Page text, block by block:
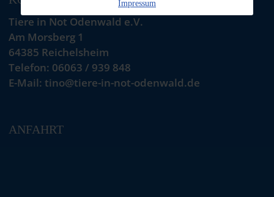
Tiere in Not Odenwald e.V.
Am Morsberg 1
64385 Reichelsheim
Telefon: 06063 / 939 848
E-Mail: tino@tiere-in-not-odenwald.de
ANFAHRT
Impressum